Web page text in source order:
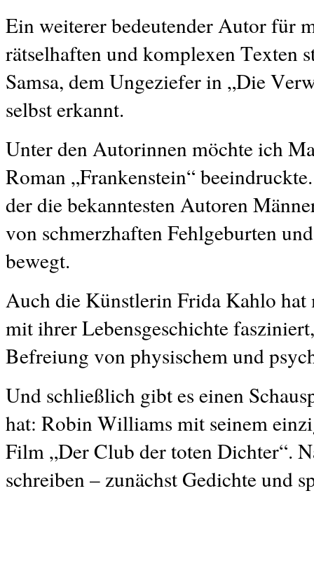
Ein weiterer bedeutender Autor für
rätselhaften und komplexen Texten
Samsa, dem Ungeziefer in „Die
selbst erkannt.
Unter den Autorinnen möchte ich
Roman „Frankenstein“
der die bekanntesten Autoren
von schmerzhaften Fehlgeburten
bewegt.
Auch die Künstlerin Frida Kahlo
mit ihrer Lebensgeschichte
Befreiung von physischem und
Und schließlich gibt es einen
hat: Robin Williams mit seinem
Film „Der Club der toten Dichter“.
schreiben – zunächst Gedichte und